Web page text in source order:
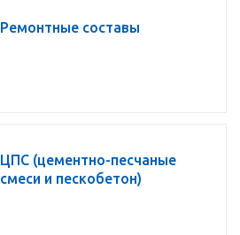
Ремонтные составы
ЦПС (цементно-песчаные
смеси и пескобетон)